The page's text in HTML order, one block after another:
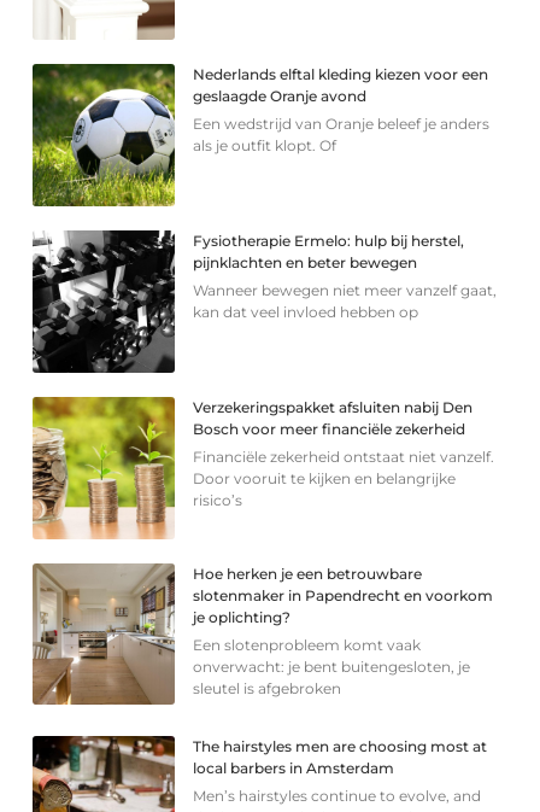
Nederlands elftal kleding kiezen voor een
geslaagde Oranje avond
Een wedstrijd van Oranje beleef je anders
als je outfit klopt. Of
Fysiotherapie Ermelo: hulp bij herstel,
pijnklachten en beter bewegen
Wanneer bewegen niet meer vanzelf gaat,
kan dat veel invloed hebben op
Verzekeringspakket afsluiten nabij Den
Bosch voor meer financiële zekerheid
Financiële zekerheid ontstaat niet vanzelf.
Door vooruit te kijken en belangrijke
risico’s
Hoe herken je een betrouwbare
slotenmaker in Papendrecht en voorkom
je oplichting?
Een slotenprobleem komt vaak
onverwacht: je bent buitengesloten, je
sleutel is afgebroken
The hairstyles men are choosing most at
local barbers in Amsterdam
Men’s hairstyles continue to evolve, and